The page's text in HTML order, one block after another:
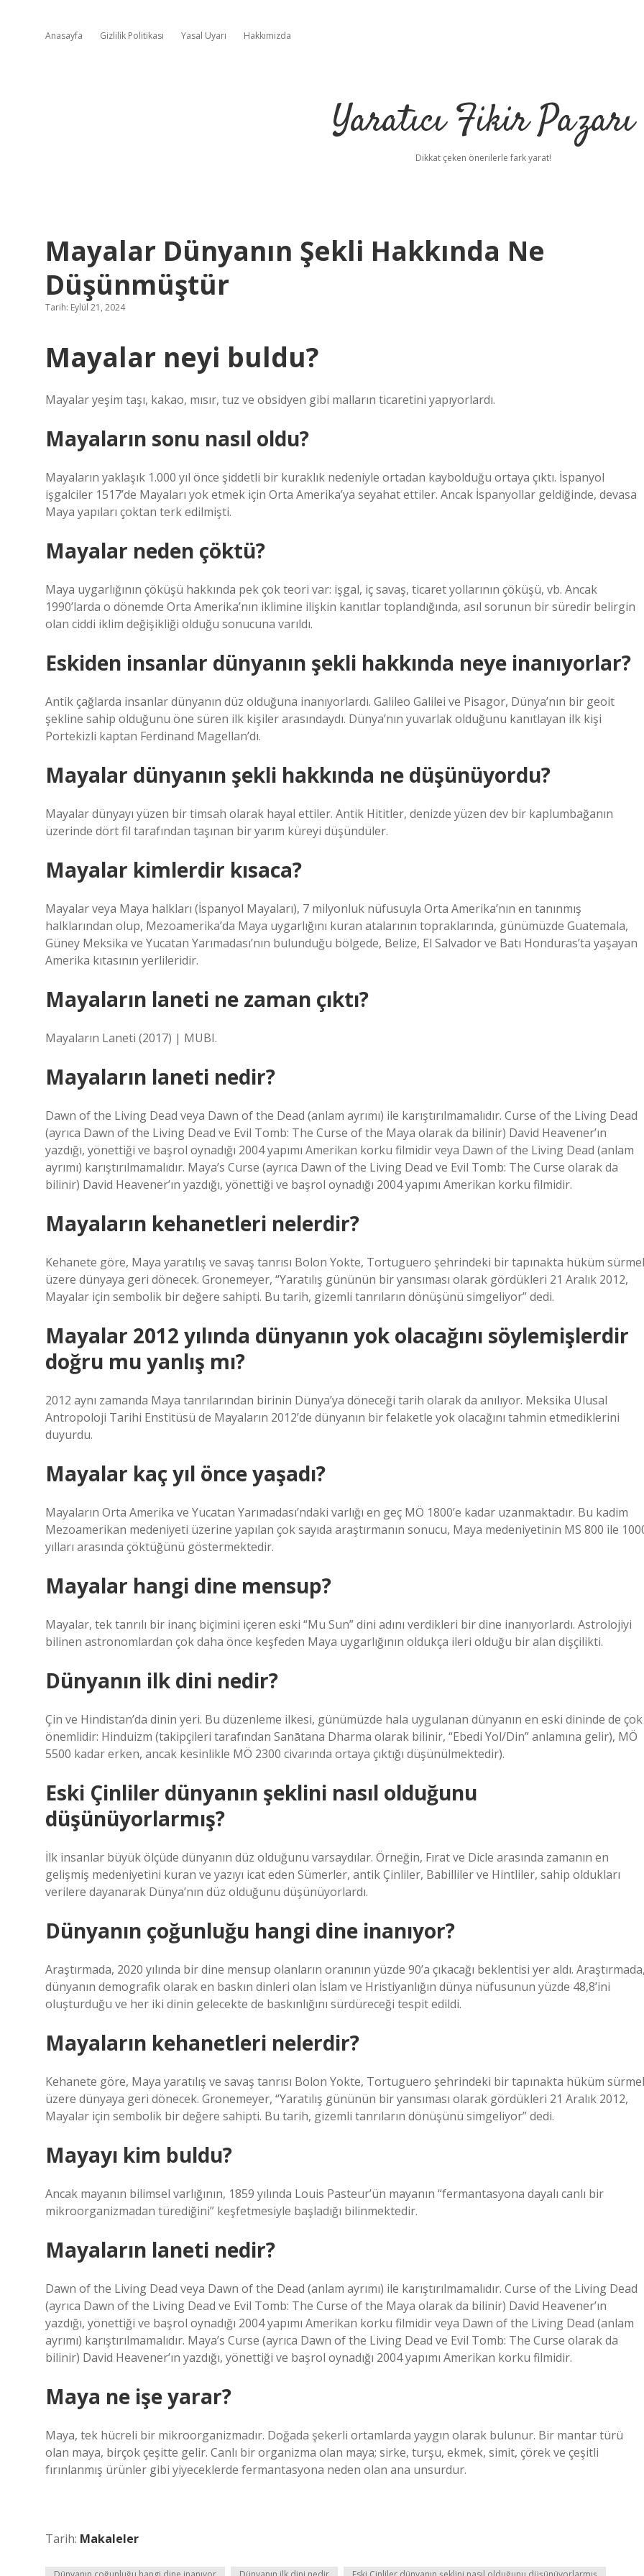
Anasayfa Gizlilik Politikası Yasal Uyarı Hakkımızda
Yaratıcı Fikir Pazarı
Dikkat çeken önerilerle fark yarat!
Mayalar Dünyanın Şekli Hakkında Ne
Düşünmüştür
Tarih: Eylül 21, 2024
Mayalar neyi buldu?
Mayalar yeşim taşı, kakao, mısır, tuz ve obsidyen gibi malların ticaretini yapıyorlardı.
Mayaların sonu nasıl oldu?
Mayaların yaklaşık 1.000 yıl önce şiddetli bir kuraklık nedeniyle ortadan kaybolduğu ortaya çıktı. İspanyol
işgalciler 1517’de Mayaları yok etmek için Orta Amerika’ya seyahat ettiler. Ancak İspanyollar geldiğinde, devasa
Maya yapıları çoktan terk edilmişti.
Mayalar neden çöktü?
Maya uygarlığının çöküşü hakkında pek çok teori var: işgal, iç savaş, ticaret yollarının çöküşü, vb. Ancak
1990’larda o dönemde Orta Amerika’nın iklimine ilişkin kanıtlar toplandığında, asıl sorunun bir süredir belirgin
olan ciddi iklim değişikliği olduğu sonucuna varıldı.
Eskiden insanlar dünyanın şekli hakkında neye inanıyorlar?
Antik çağlarda insanlar dünyanın düz olduğuna inanıyorlardı. Galileo Galilei ve Pisagor, Dünya’nın bir geoit
şekline sahip olduğunu öne süren ilk kişiler arasındaydı. Dünya’nın yuvarlak olduğunu kanıtlayan ilk kişi
Portekizli kaptan Ferdinand Magellan’dı.
Mayalar dünyanın şekli hakkında ne düşünüyordu?
Mayalar dünyayı yüzen bir timsah olarak hayal ettiler. Antik Hititler, denizde yüzen dev bir kaplumbağanın
üzerinde dört fil tarafından taşınan bir yarım küreyi düşündüler.
Mayalar kimlerdir kısaca?
Mayalar veya Maya halkları (İspanyol Mayaları), 7 milyonluk nüfusuyla Orta Amerika’nın en tanınmış
halklarından olup, Mezoamerika’da Maya uygarlığını kuran atalarının topraklarında, günümüzde Guatemala,
Güney Meksika ve Yucatan Yarımadası’nın bulunduğu bölgede, Belize, El Salvador ve Batı Honduras’ta yaşayan
Amerika kıtasının yerlileridir.
Mayaların laneti ne zaman çıktı?
Mayaların Laneti (2017) | MUBI.
Mayaların laneti nedir?
Dawn of the Living Dead veya Dawn of the Dead (anlam ayrımı) ile karıştırılmamalıdır. Curse of the Living Dead
(ayrıca Dawn of the Living Dead ve Evil Tomb: The Curse of the Maya olarak da bilinir) David Heavener’ın
yazdığı, yönettiği ve başrol oynadığı 2004 yapımı Amerikan korku filmidir veya Dawn of the Living Dead (anlam
ayrımı) karıştırılmamalıdır. Maya’s Curse (ayrıca Dawn of the Living Dead ve Evil Tomb: The Curse olarak da
bilinir) David Heavener’ın yazdığı, yönettiği ve başrol oynadığı 2004 yapımı Amerikan korku filmidir.
Mayaların kehanetleri nelerdir?
Kehanete göre, Maya yaratılış ve savaş tanrısı Bolon Yokte, Tortuguero şehrindeki bir tapınakta hüküm
üzere dünyaya geri dönecek. Gronemeyer, “Yaratılış gününün bir yansıması olarak gördükleri 21 Aralık 2012,
Mayalar için sembolik bir değere sahipti. Bu tarih, gizemli tanrıların dönüşünü simgeliyor” dedi.
Mayalar 2012 yılında dünyanın yok olacağını söylemişlerdir
doğru mu yanlış mı?
2012 aynı zamanda Maya tanrılarından birinin Dünya’ya döneceği tarih olarak da anılıyor. Meksika Ulusal
Antropoloji Tarihi Enstitüsü de Mayaların 2012’de dünyanın bir felaketle yok olacağını tahmin etmediklerini
duyurdu.
Mayalar kaç yıl önce yaşadı?
Mayaların Orta Amerika ve Yucatan Yarımadası’ndaki varlığı en geç MÖ 1800’e kadar uzanmaktadır. Bu kadim
Mezoamerikan medeniyeti üzerine yapılan çok sayıda araştırmanın sonucu, Maya medeniyetinin MS 800 ile
yılları arasında çöktüğünü göstermektedir.
Mayalar hangi dine mensup?
Mayalar, tek tanrılı bir inanç biçimini içeren eski “Mu Sun” dini adını verdikleri bir dine inanıyorlardı. Astrolojiyi
bilinen astronomlardan çok daha önce keşfeden Maya uygarlığının oldukça ileri olduğu bir alan dişçilikti.
Dünyanın ilk dini nedir?
Çin ve Hindistan’da dinin yeri. Bu düzenleme ilkesi, günümüzde hala uygulanan dünyanın en eski dininde de çok
önemlidir: Hinduizm (takipçileri tarafından Sanātana Dharma olarak bilinir, “Ebedi Yol/Din” anlamına gelir), MÖ
5500 kadar erken, ancak kesinlikle MÖ 2300 civarında ortaya çıktığı düşünülmektedir).
Eski Çinliler dünyanın şeklini nasıl olduğunu
düşünüyorlarmış?
İlk insanlar büyük ölçüde dünyanın düz olduğunu varsaydılar. Örneğin, Fırat ve Dicle arasında zamanın en
gelişmiş medeniyetini kuran ve yazıyı icat eden Sümerler, antik Çinliler, Babilliler ve Hintliler, sahip oldukları
verilere dayanarak Dünya’nın düz olduğunu düşünüyorlardı.
Dünyanın çoğunluğu hangi dine inanıyor?
Araştırmada, 2020 yılında bir dine mensup olanların oranının yüzde 90’a çıkacağı beklentisi yer aldı.
dünyanın demografik olarak en baskın dinleri olan İslam ve Hristiyanlığın dünya nüfusunun yüzde 48,8’ini
oluşturduğu ve her iki dinin gelecekte de baskınlığını sürdüreceği tespit edildi.
Mayaların kehanetleri nelerdir?
Kehanete göre, Maya yaratılış ve savaş tanrısı Bolon Yokte, Tortuguero şehrindeki bir tapınakta hüküm
üzere dünyaya geri dönecek. Gronemeyer, “Yaratılış gününün bir yansıması olarak gördükleri 21 Aralık 2012,
Mayalar için sembolik bir değere sahipti. Bu tarih, gizemli tanrıların dönüşünü simgeliyor” dedi.
Mayayı kim buldu?
Ancak mayanın bilimsel varlığının, 1859 yılında Louis Pasteur’ün mayanın “fermantasyona dayalı canlı bir
mikroorganizmadan türediğini” keşfetmesiyle başladığı bilinmektedir.
Mayaların laneti nedir?
Dawn of the Living Dead veya Dawn of the Dead (anlam ayrımı) ile karıştırılmamalıdır. Curse of the Living Dead
(ayrıca Dawn of the Living Dead ve Evil Tomb: The Curse of the Maya olarak da bilinir) David Heavener’ın
yazdığı, yönettiği ve başrol oynadığı 2004 yapımı Amerikan korku filmidir veya Dawn of the Living Dead (anlam
ayrımı) karıştırılmamalıdır. Maya’s Curse (ayrıca Dawn of the Living Dead ve Evil Tomb: The Curse olarak da
bilinir) David Heavener’ın yazdığı, yönettiği ve başrol oynadığı 2004 yapımı Amerikan korku filmidir.
Maya ne işe yarar?
Maya, tek hücreli bir mikroorganizmadır. Doğada şekerli ortamlarda yaygın olarak bulunur. Bir mantar türü
olan maya, birçok çeşitte gelir. Canlı bir organizma olan maya; sirke, turşu, ekmek, simit, çörek ve çeşitli
fırınlanmış ürünler gibi yiyeceklerde fermantasyona neden olan ana unsurdur.
Tarih: Makaleler